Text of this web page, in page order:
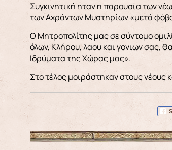
Συγκινητική ηταν η παρουσία των
των Αχράντων Μυστηρίων «μετά
Ο Μητροπολίτης μας σε σύντομο
όλων, Κλήρου, λαου και γονιων σας,
Ιδρύματα της Χώρας μας».
Στο τέλος μοιράστηκαν στους νέους